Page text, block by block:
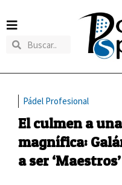
Pádel Profesional
El culmen a
magnífica:
a ser ‘Maestros’